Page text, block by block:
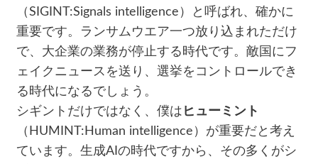
（SIGINT:Signals intelligence）と呼ばれ、確かに
重要です。ランサムウエア一つ放り込まれただけ
で、大企業の業務が停止する時代です。敵国にフ
ェイクニュースを送り、選挙をコントロールでき
る時代になるでしょう。
シギントだけではなく、僕は ヒューミント
（HUMINT:Human intelligence）が重要だと考え
ています。生成AIの時代ですから、その多くがシ